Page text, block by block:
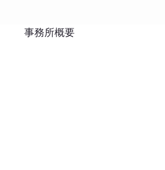
事務所概要